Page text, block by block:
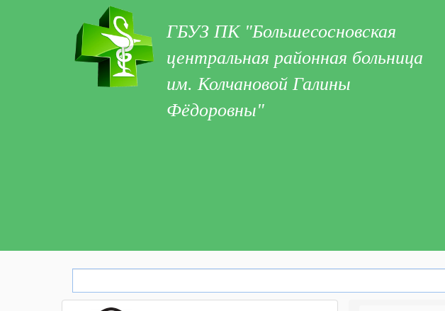
ГБУЗ ПК "Большесосновская
центральная районная больница
им. Колчановой Галины
Фёдоровны"